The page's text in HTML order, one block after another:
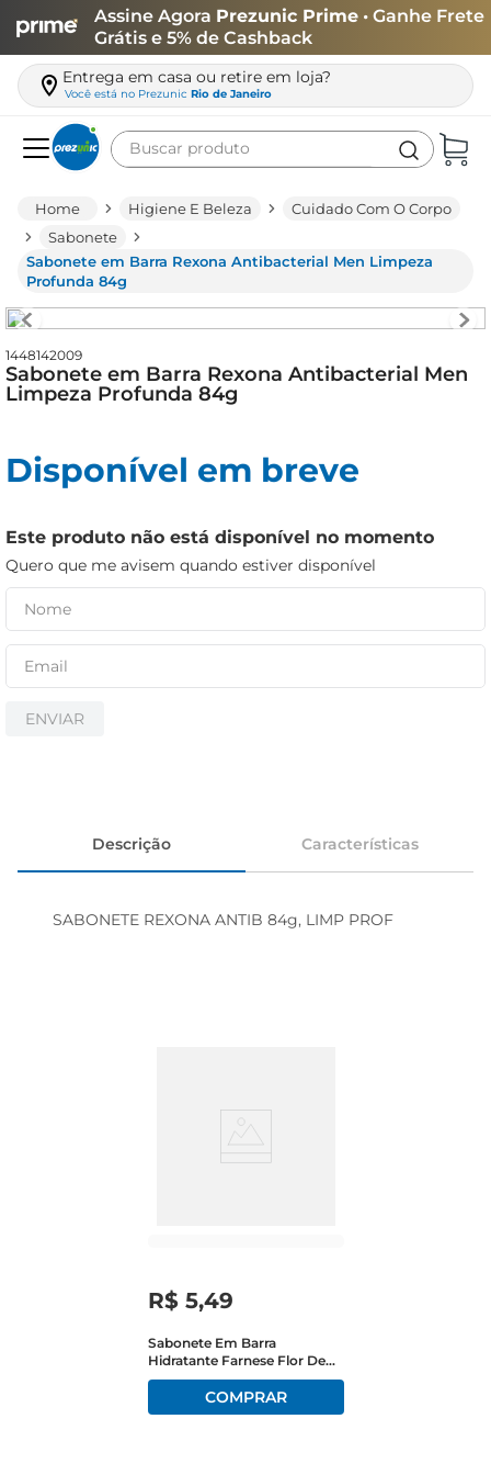
Assine Agora Prezunic Prime • Ganhe Frete
Grátis e 5% de Cashback
Entrega em casa ou retire em loja?
Você está no Prezunic Rio de Janeiro
Buscar produto
Higiene E Beleza
Cuidado Com O Corpo
Sabonete
Sabonete em Barra Rexona Antibacterial Men Limpeza
Profunda 84g
1448142009
Sabonete em Barra Rexona Antibacterial Men
Limpeza Profunda 84g
Disponível em breve
Este produto não está disponível no momento
Quero que me avisem quando estiver disponível
ENVIAR
Descrição Características
SABONETE REXONA ANTIB 84g, LIMP PROF
R$ 5,49
Sabonete Em Barra
Hidratante Farnese Flor De
Cerejeira E Vanila Flow Pack
leite
arroz
cerveja
iogurte
papel higiênico